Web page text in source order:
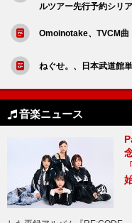
ルツアー先行予約シリ
Omoinotake、TVCM曲
ねぐせ。、日本武道館
音楽ニュース